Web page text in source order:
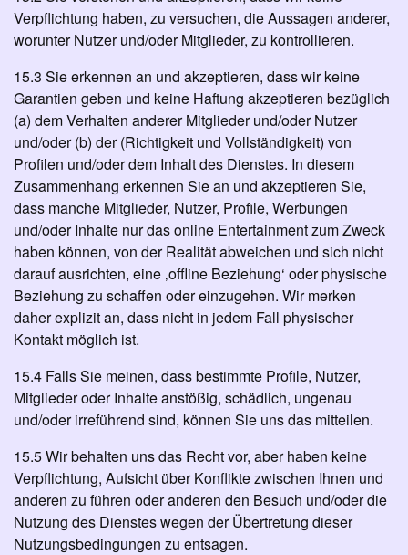
Verpflichtung haben, zu versuchen, die Aussagen anderer,
worunter Nutzer und/oder Mitglieder, zu kontrollieren.
15.3 Sie erkennen an und akzeptieren, dass wir keine
Garantien geben und keine Haftung akzeptieren bezüglich
(a) dem Verhalten anderer Mitglieder und/oder Nutzer
und/oder (b) der (Richtigkeit und Vollständigkeit) von
Profilen und/oder dem Inhalt des Dienstes. In diesem
Zusammenhang erkennen Sie an und akzeptieren Sie,
dass manche Mitglieder, Nutzer, Profile, Werbungen
und/oder Inhalte nur das online Entertainment zum Zweck
haben können, von der Realität abweichen und sich nicht
darauf ausrichten, eine ‚offline Beziehung‘ oder physische
Beziehung zu schaffen oder einzugehen. Wir merken
daher explizit an, dass nicht in jedem Fall physischer
Kontakt möglich ist.
15.4 Falls Sie meinen, dass bestimmte Profile, Nutzer,
Mitglieder oder Inhalte anstößig, schädlich, ungenau
und/oder irreführend sind, können Sie uns das mitteilen.
15.5 Wir behalten uns das Recht vor, aber haben keine
Verpflichtung, Aufsicht über Konflikte zwischen Ihnen und
anderen zu führen oder anderen den Besuch und/oder die
Nutzung des Dienstes wegen der Übertretung dieser
Nutzungsbedingungen zu entsagen.